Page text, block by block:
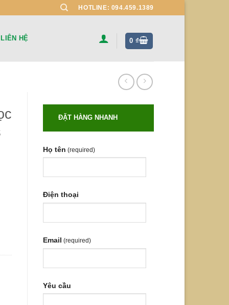
HOTLINE: 094.459.1389
LIÊN HỆ 0₫
ĐẶT HÀNG NHANH
Họ tên (required)
Điện thoại
Email (required)
Yêu cầu
dds quantity